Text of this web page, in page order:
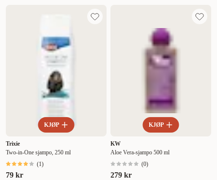
KJØP
Trixie
Two-in-One sjampo, 250 ml
(1)
79 kr
KJØP
KW
Aloe Vera-sjampo 500 ml
(0)
279 kr